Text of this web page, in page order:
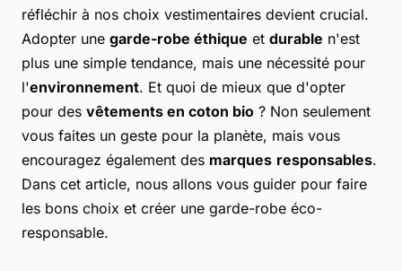
réfléchir à nos choix vestimentaires devient crucial.
Adopter une garde-robe éthique et durable n'est
plus une simple tendance, mais une nécessité pour
l'environnement. Et quoi de mieux que d'opter
pour des vêtements en coton bio ? Non seulement
vous faites un geste pour la planète, mais vous
encouragez également des marques responsables.
Dans cet article, nous allons vous guider pour faire
les bons choix et créer une garde-robe éco-
responsable.